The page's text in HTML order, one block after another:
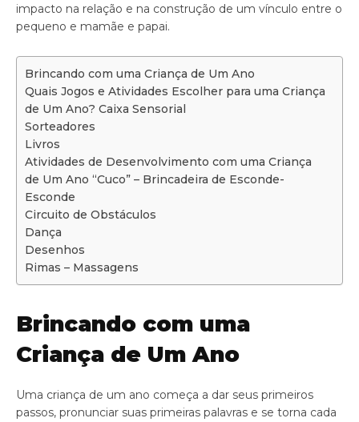
impacto na relação e na construção de um vínculo entre o
pequeno e mamãe e papai.
Brincando com uma Criança de Um Ano
Quais Jogos e Atividades Escolher para uma Criança
de Um Ano? Caixa Sensorial
Sorteadores
Livros
Atividades de Desenvolvimento com uma Criança
de Um Ano “Cuco” – Brincadeira de Esconde-
Esconde
Circuito de Obstáculos
Dança
Desenhos
Rimas – Massagens
Brincando com uma
Criança de Um Ano
Uma criança de um ano começa a dar seus primeiros
passos, pronunciar suas primeiras palavras e se torna cada